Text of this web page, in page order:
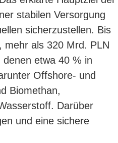
stabilen Versorgung
sicherzustellen. Bis
mehr als 320 Mrd. PLN
etwa 40 % in
Offshore- und
Biomethan,
Darüber
und eine sichere